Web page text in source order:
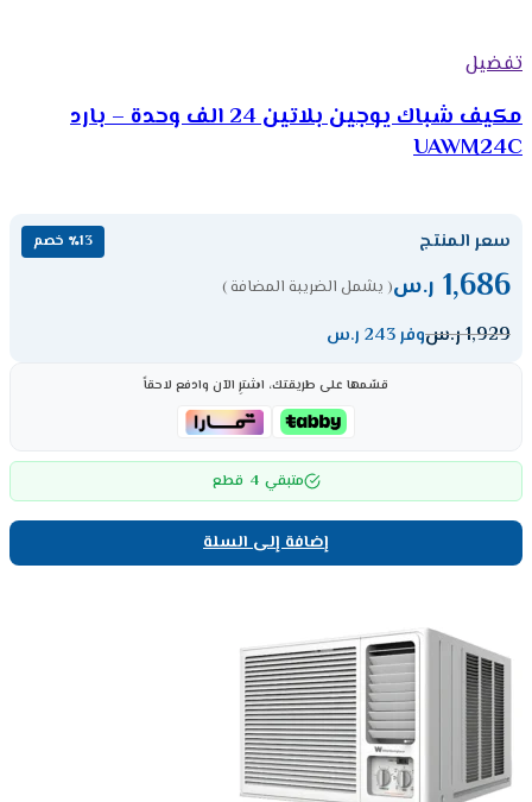
تفضيل
مكيف شباك يوجين بلاتين 24 الف وحدة – بارد
UAWM24C
سعر المنتج ٪13 خصم
1,686 ر.س( يشمل الضريبة المضافة )
1,929ر.سوفر 243 ر.س
قسّمها على طريقتك، اشترِ الآن وادفع لاحقاً
متبقي 4 قطع
إضافة إلى السلة